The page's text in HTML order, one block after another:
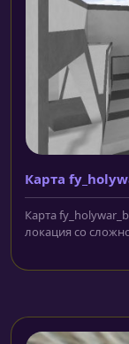
Карта
Карта
локация со